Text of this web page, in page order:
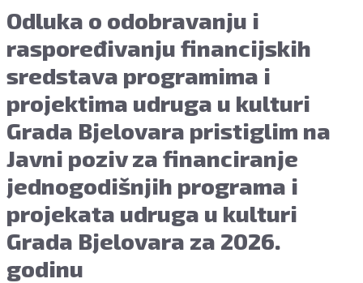
Odluka o odobravanju i
raspoređivanju financijskih
sredstava programima i
projektima udruga u kulturi
Grada Bjelovara pristiglim na
Javni poziv za financiranje
jednogodišnjih programa i
projekata udruga u kulturi
Grada Bjelovara za 2026.
godinu